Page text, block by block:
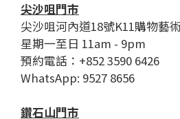
尖沙咀門市
尖沙咀河內道18號K11購物藝
星期一至日 11am - 9pm
預約電話：+852 3590 6426
WhatsApp: 9527 8656
鑽石山門市